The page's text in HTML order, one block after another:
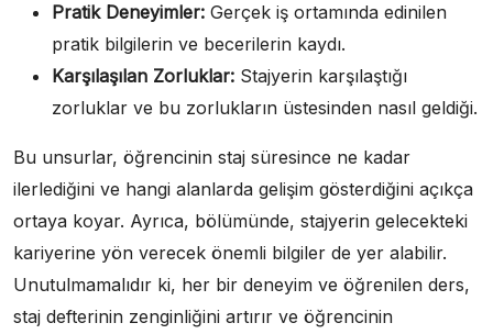
Pratik Deneyimler: Gerçek iş ortamında edinilen
pratik bilgilerin ve becerilerin kaydı.
Karşılaşılan Zorluklar: Stajyerin karşılaştığı
zorluklar ve bu zorlukların üstesinden nasıl geldiği.
Bu unsurlar, öğrencinin staj süresince ne kadar
ilerlediğini ve hangi alanlarda gelişim gösterdiğini açıkça
ortaya koyar. Ayrıca, bölümünde, stajyerin gelecekteki
kariyerine yön verecek önemli bilgiler de yer alabilir.
Unutulmamalıdır ki, her bir deneyim ve öğrenilen ders,
staj defterinin zenginliğini artırır ve öğrencinin